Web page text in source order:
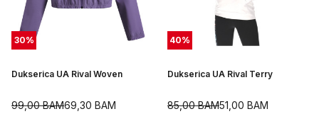
30%
Dukserica UA Rival Woven
69,30 BAM
99,00BAM
40%
Dukserica UA Rival Terry
51,00 BAM
85,00BAM